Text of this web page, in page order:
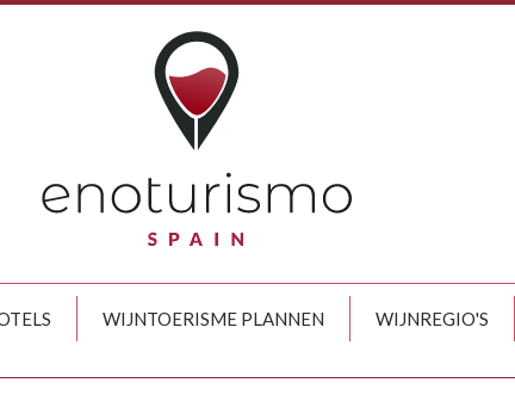
WIJNTOERISME PLANNEN WIJNREGIO'S